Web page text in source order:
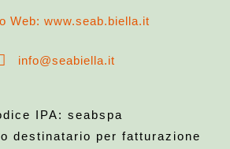
Web: www.seab.biella.it
info@seabiella.it
IPA: seabspa
destinatario per fatturazione